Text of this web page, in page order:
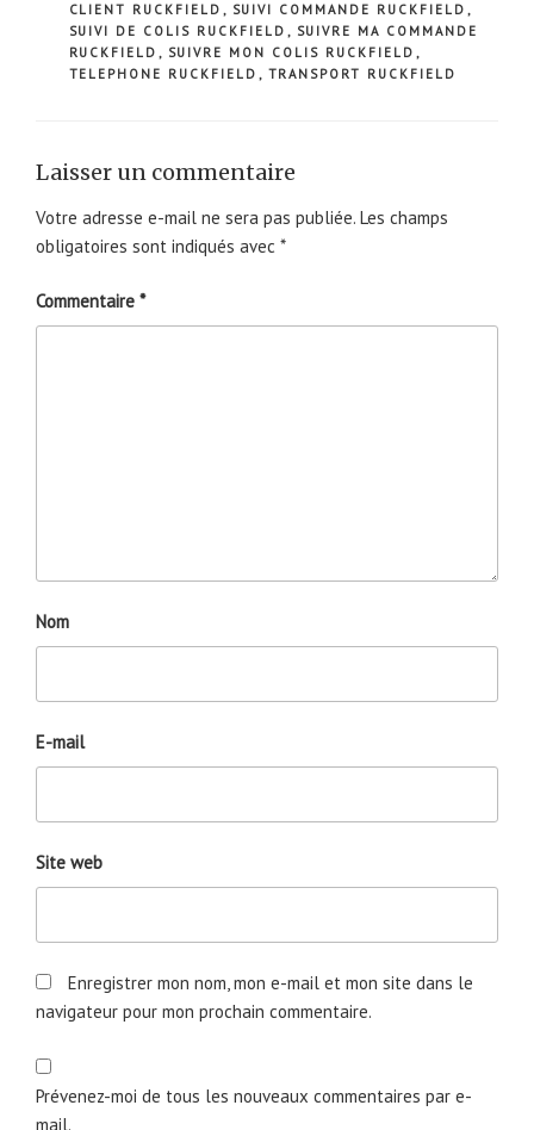
CLIENT RUCKFIELD , SUIVI COMMANDE RUCKFIELD ,
SUIVI DE COLIS RUCKFIELD , SUIVRE MA COMMANDE
RUCKFIELD , SUIVRE MON COLIS RUCKFIELD ,
TELEPHONE RUCKFIELD , TRANSPORT RUCKFIELD
Laisser un commentaire
Votre adresse e-mail ne sera pas publiée. Les champs
obligatoires sont indiqués avec *
Commentaire *
Nom
E-mail
Site web
Enregistrer mon nom, mon e-mail et mon site dans le
navigateur pour mon prochain commentaire.
Prévenez-moi de tous les nouveaux commentaires par e-
mail.